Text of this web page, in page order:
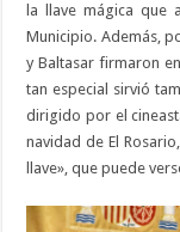
la llave mágica que
Municipio. Además,
y Baltasar firmaron
tan especial sirvió
dirigido por el
navidad de El
llave», que puede